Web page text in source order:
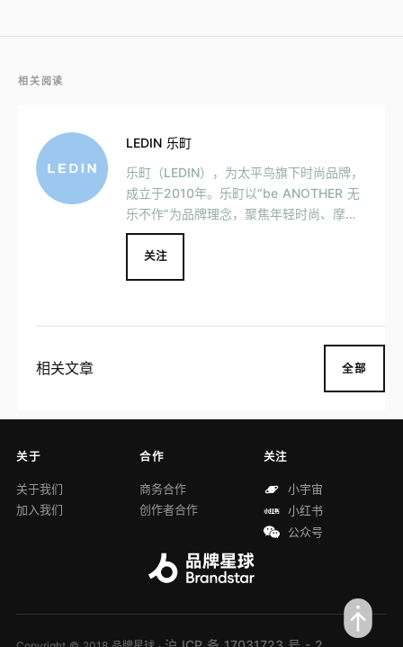
相关阅读
LEDIN 乐町
乐町（LEDIN），为太平鸟旗下时尚品牌，
成立于2010年。乐町以“be ANOTHER 无
乐不作”为品牌理念，聚焦年轻时尚、摩登
前卫的18-25岁的时髦少女。主要产品有服
装、饰品等，主要系列有与魔卡少女樱联名
款、与大白兔奶糖联名款等。
关注
相关文章 全部
关于
关于我们
加入我们
合作
商务合作
创作者合作
关注
小宇宙
小红书
公众号